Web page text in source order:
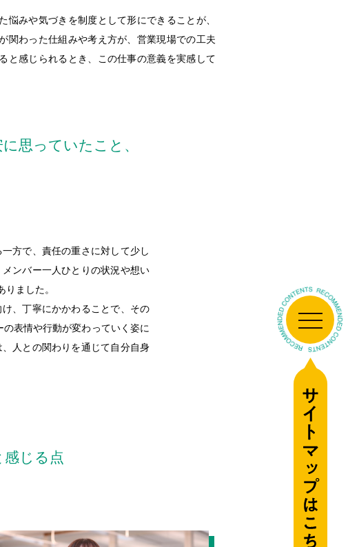
悩みや気づきを制度として形にできることが、
関わった仕組みや考え方が、営業現場での工夫
と感じられるとき、この仕事の意義を実感して
思っていたこと、
方で、責任の重さに対して少し
ンバー一人ひとりの状況や想い
ました。
、丁寧にかかわることで、その
表情や行動が変わっていく姿に
人との関わりを通じて自分自身
じる点